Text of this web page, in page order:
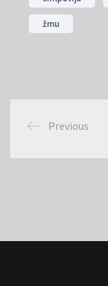
žmu
Previous